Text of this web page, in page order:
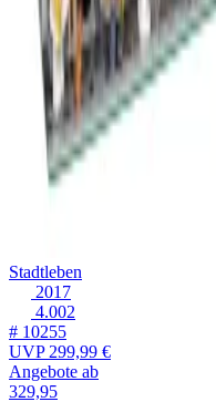
Stadtleben
2017
4.002
# 10255
UVP299,99 €
Angebote ab
329,95